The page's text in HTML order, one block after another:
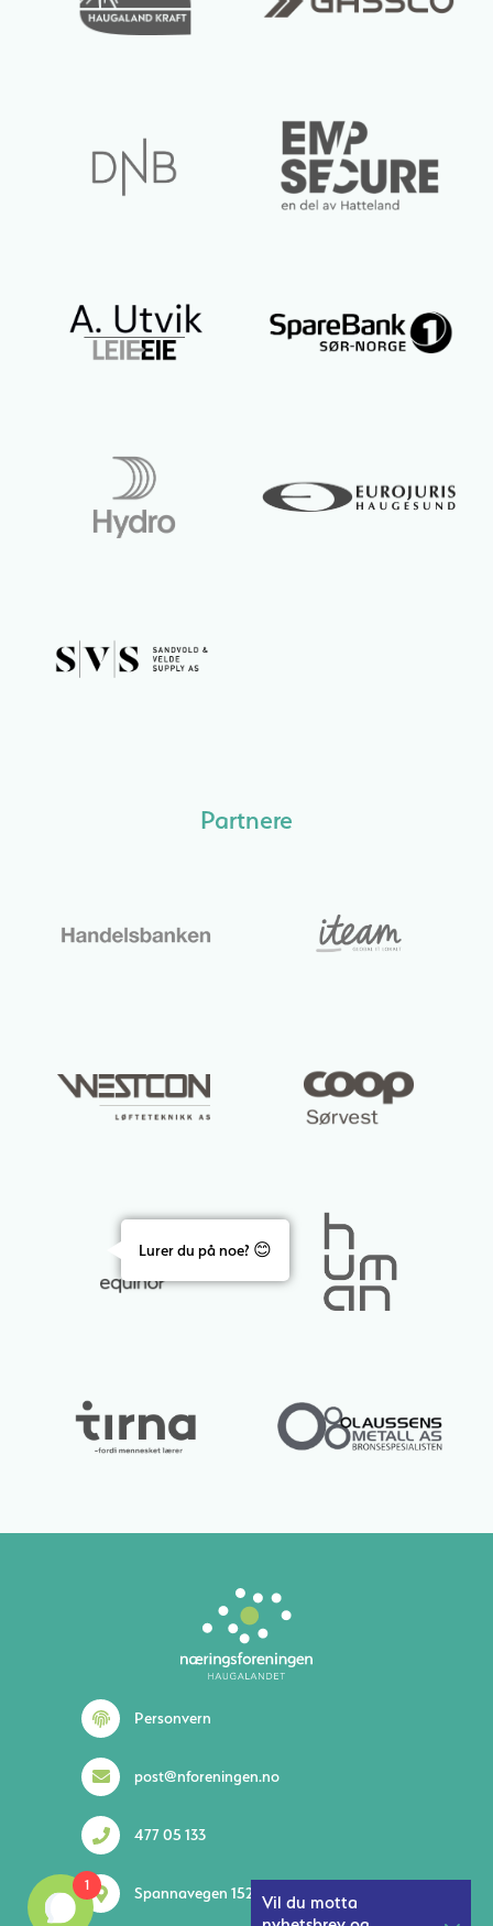
Vil du motta
Partnere
Personvern
post@nforeningen.no
477 05 133
Spannavegen 152 5535 Haugesund
Lurer du på noe? 😊
1